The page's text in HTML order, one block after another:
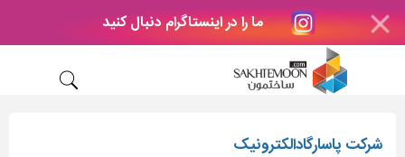
ما را در اینستاگرام دنبال کنید
شرکت پاسارگادالکترونیک